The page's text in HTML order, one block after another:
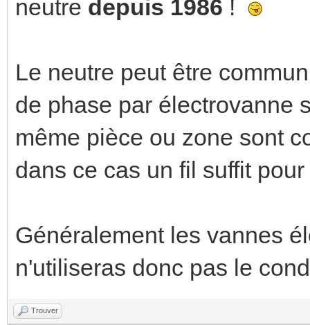
neutre depuis 1986 !
Le neutre peut être
de phase par électrovanne
même pièce ou zone sont
dans ce cas un fil suffit
Généralement les vannes
n'utiliseras donc pas le
Trouver